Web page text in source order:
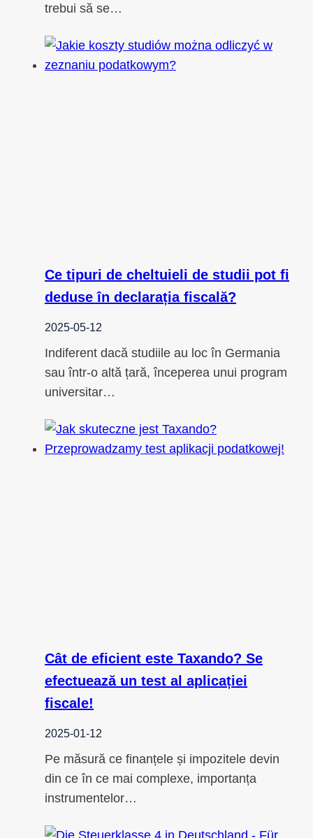
trebui să se…
Ce tipuri de cheltuieli de studii pot fi
deduse în declarația fiscală?
2025-05-12
Indiferent dacă studiile au loc în Germania
sau într-o altă țară, începerea unui program
universitar…
Cât de eficient este Taxando? Se
efectuează un test al aplicației
fiscale!
2025-01-12
Pe măsură ce finanțele și impozitele devin
din ce în ce mai complexe, importanța
instrumentelor…